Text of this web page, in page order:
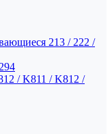
213 / 222 /
/ K811 / K812 /